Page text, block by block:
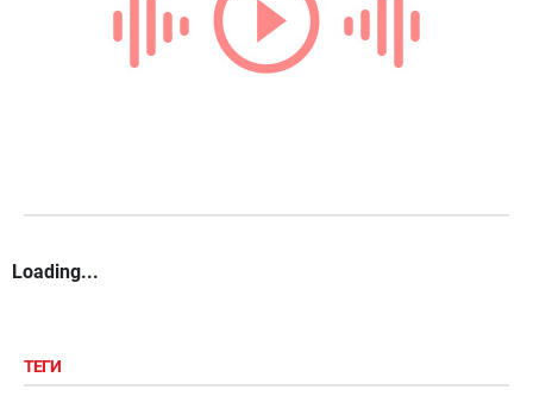
Loading...
ТЕГИ